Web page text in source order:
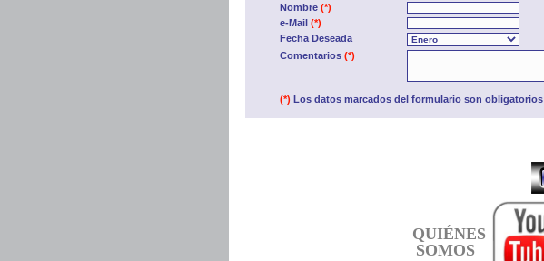
Nombre (*)
e-Mail (*)
Fecha Deseada
Comentarios (*)
(*) Los datos marcados del formulario son obligatorios
QUIÉNES
SOMOS